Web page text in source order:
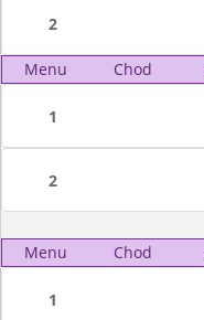
2
Menu Chod
1
2
Menu Chod
1